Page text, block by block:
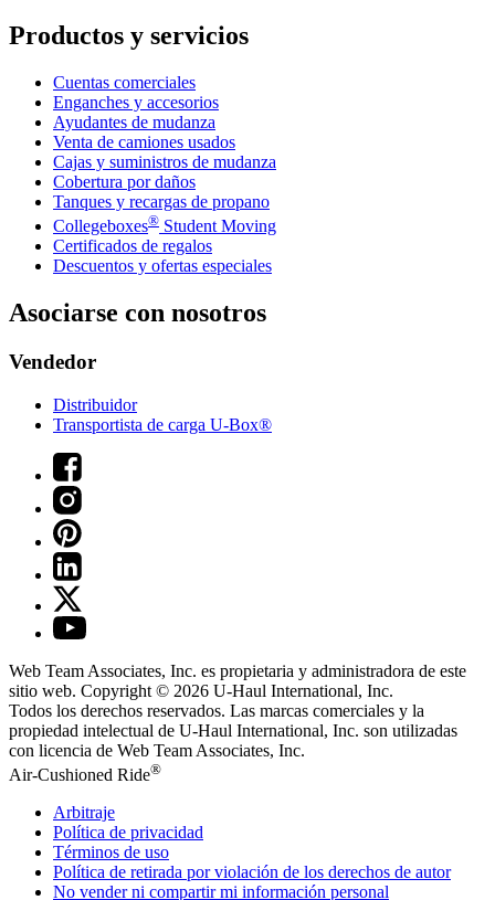
Productos y servicios
Cuentas comerciales
Enganches y accesorios
Ayudantes de mudanza
Venta de camiones usados
Cajas y suministros de mudanza
Cobertura por daños
Tanques y recargas de propano
Collegeboxes® Student Moving
Certificados de regalos
Descuentos y ofertas especiales
Asociarse con nosotros
Vendedor
Distribuidor
Transportista de carga U-Box®
Web Team Associates, Inc. es propietaria y administradora de este
sitio web. Copyright © 2026 U-Haul International, Inc.
Todos los derechos reservados. Las marcas comerciales y la
propiedad intelectual de U-Haul International, Inc. son utilizadas
con licencia de Web Team Associates, Inc.
Air-Cushioned Ride®
Arbitraje
Política de privacidad
Términos de uso
Política de retirada por violación de los derechos de autor
No vender ni compartir mi información personal